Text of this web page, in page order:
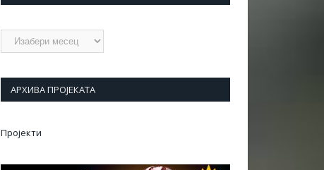
Архиве
АРХИВА ПРОЈЕКАТА
Пројекти